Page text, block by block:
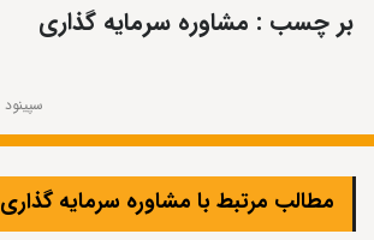
بر چسب : مشاوره سرمایه گذاری
سپینود
مطالب مرتبط با مشاوره سرمایه گذاری